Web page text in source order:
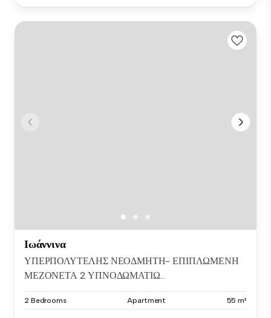
Ιωάννινα
ΥΠΕΡΠΟΛΥΤΕΛΗΣ ΝΕΟΔΜΗΤΗ- ΕΠΙΠΛΩΜΕΝΗ
ΜΕΖΟΝΕΤΑ 2 ΥΠΝΟΔΩΜΑΤΙΩ...
2 Bedrooms Apartment 55 m²